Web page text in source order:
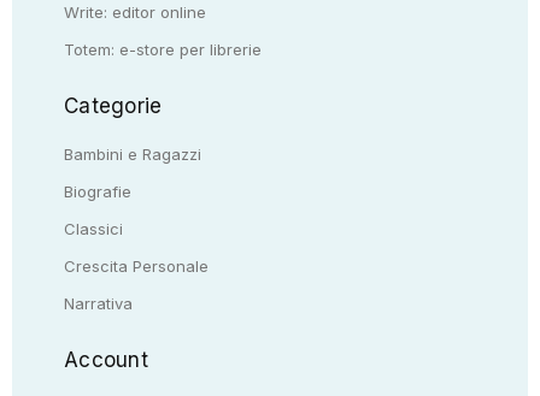
Write: editor online
Totem: e-store per librerie
Categorie
Bambini e Ragazzi
Biografie
Classici
Crescita Personale
Narrativa
Account